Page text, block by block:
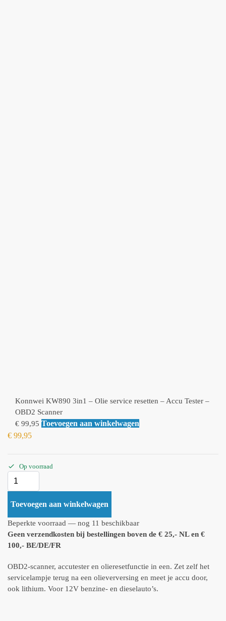
Konnwei KW890 3in1 – Olie service resetten – Accu Tester –
OBD2 Scanner
€ 99,95 Toevoegen aan winkelwagen
€ 99,95
Op voorraad
Toevoegen aan winkelwagen
Beperkte voorraad — nog 11 beschikbaar
Geen verzendkosten bij bestellingen boven de € 25,- NL en €
100,- BE/DE/FR
OBD2-scanner, accutester en olieresetfunctie in een. Zet zelf het
servicelampje terug na een olieverversing en meet je accu door,
ook lithium. Voor 12V benzine- en dieselauto’s.